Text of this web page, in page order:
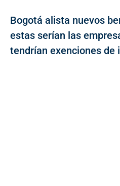
Bogotá alista nuevos
estas serían las
tendrían exenciones de